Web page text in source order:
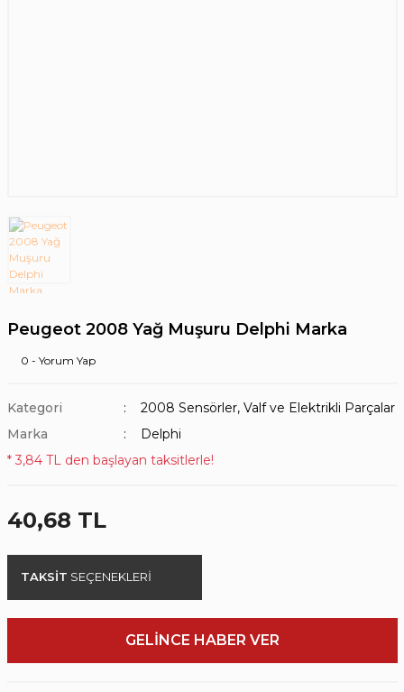
Peugeot 2008 Yağ Muşuru Delphi Marka
0 - Yorum Yap
Kategori
2008 Sensörler, Valf ve Elektrikli Parçalar
Marka
Delphi
* 3,84 TL den başlayan taksitlerle!
40,68 TL
TAKSİT SEÇENEKLERİ
GELİNCE HABER VER